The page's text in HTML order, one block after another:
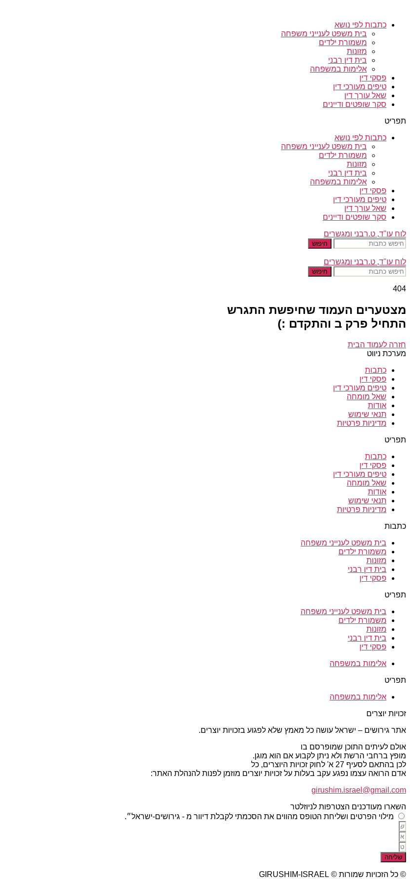
כתבות לפי נושא
בית משפט לענייני משפחה
משמורת ילדים
מזונות
בית דין רבני
אלימות במשפחה
פסקי דין
טיפים מעורכי דין
שאל עורך דין
סקר שופטים ודיינים
תפריט
כתבות לפי נושא
בית משפט לענייני משפחה
משמורת ילדים
מזונות
בית דין רבני
אלימות במשפחה
פסקי דין
טיפים מעורכי דין
שאל עורך דין
סקר שופטים ודיינים
לוח עו"ד, ט.רבני ומגשרים
חיפוש
לוח עו"ד, ט.רבני ומגשרים
חיפוש
404
מצטערים העמוד שחיפשת התגרש
התחיל פרק ב והתקדם :)
חזרה לעמוד הבית
מערכת ניווט
כתבות
פסקי דין
טיפים מעורכי דין
שאל מומחה
אודות
תנאי שימוש
מדיניות פרטיות
תפריט
כתבות
פסקי דין
טיפים מעורכי דין
שאל מומחה
אודות
תנאי שימוש
מדיניות פרטיות
כתבות
בית משפט לענייני משפחה
משמורת ילדים
מזונות
בית דין רבני
פסקי דין
תפריט
בית משפט לענייני משפחה
משמורת ילדים
מזונות
בית דין רבני
פסקי דין
אלימות במשפחה
תפריט
אלימות במשפחה
זכויות יוצרים
אתר גירושים – ישראל עושה כל מאמץ שלא לפגוע בזכויות יוצרים.
אולם לעיתים התוכן שמופרסם בו
מופץ ברחבי הרשת ולא ניתן לקבוע אם הוא מוגן.
לכן בהתאם לסעיף 27 א' לחוק זכויות היוצרים, כל
אדם הרואה עצמו נפגע עקב בעלות על זכויות יוצרים מוזמן לפנות להנהלת האתר:
girushim.israel@gmail.com
השארו מעודכנים הצטרפות לניוזלטר
מילוי הפרטים ושליחת הטופס מהווים את הסכמתי לקבלת דיוור מ - גירושים-ישראל״.
שליחה
© כל הזכויות שמורות © GIRUSHIM-ISRAEL